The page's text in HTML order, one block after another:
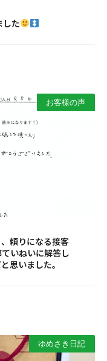
した
お客様の声
頼りになる接客
いねいに解答し
思いました。
ゆめさき日記